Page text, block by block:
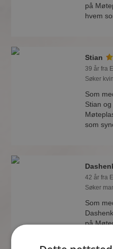
på
hvem
Stian
39 år fra
Søker
Som
Stian
som
42 år fra
Søker
Som
på